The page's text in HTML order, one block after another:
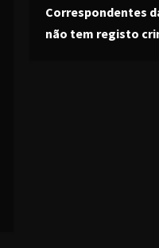
Correspondentes
não tem registo